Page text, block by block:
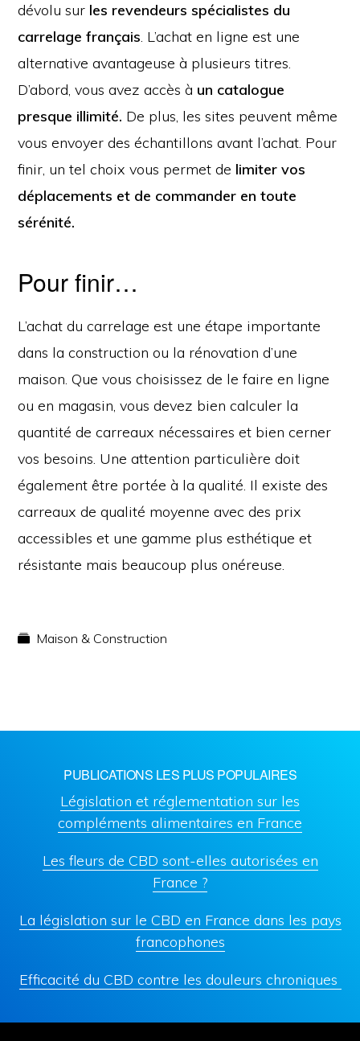
dévolu sur les revendeurs spécialistes du
carrelage français. L’achat en ligne est une
alternative avantageuse à plusieurs titres.
D’abord, vous avez accès à un catalogue
presque illimité. De plus, les sites peuvent même
vous envoyer des échantillons avant l’achat. Pour
finir, un tel choix vous permet de limiter vos
déplacements et de commander en toute
sérénité.
Pour finir…
L’achat du carrelage est une étape importante
dans la construction ou la rénovation d’une
maison. Que vous choisissez de le faire en ligne
ou en magasin, vous devez bien calculer la
quantité de carreaux nécessaires et bien cerner
vos besoins. Une attention particulière doit
également être portée à la qualité. Il existe des
carreaux de qualité moyenne avec des prix
accessibles et une gamme plus esthétique et
résistante mais beaucoup plus onéreuse.
Maison & Construction
PUBLICATIONS LES PLUS POPULAIRES
Législation et réglementation sur les
compléments alimentaires en France
Les fleurs de CBD sont-elles autorisées en
France ?
La législation sur le CBD en France dans les pays
francophones
Efficacité du CBD contre les douleurs chroniques